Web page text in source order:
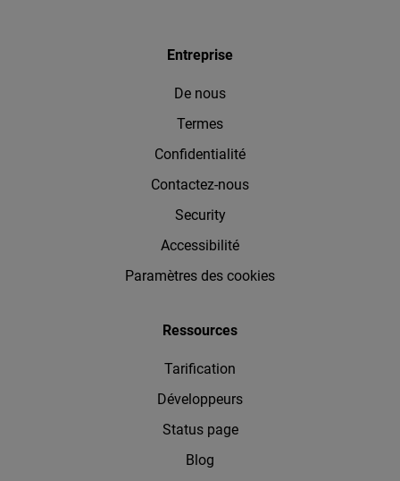
Entreprise
De nous
Termes
Confidentialité
Contactez-nous
Security
Accessibilité
Paramètres des cookies
Ressources
Tarification
Développeurs
Status page
Blog